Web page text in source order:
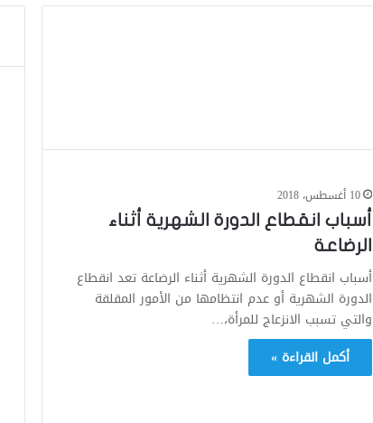
10 أغسطس، 2018
أسباب انقطاع الدورة الشهرية أثناء
الرضاعة
أسباب انقطاع الدورة الشهرية أثناء الرضاعة تعد انقطاع
الدورة الشهرية أو عدم انتظامها من الأمور المقلقة
والتي تسبب الانزعاج للمرأة،…
أكمل القراءة »